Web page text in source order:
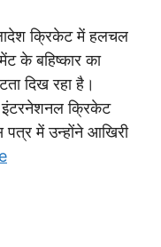
क्रिकेट में हलचल
के बहिष्कार का
दिख रहा है।
इंटरनेशनल क्रिकेट
में उन्होंने आखिरी